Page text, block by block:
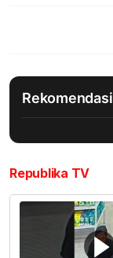
Rekomendasi
Republika TV